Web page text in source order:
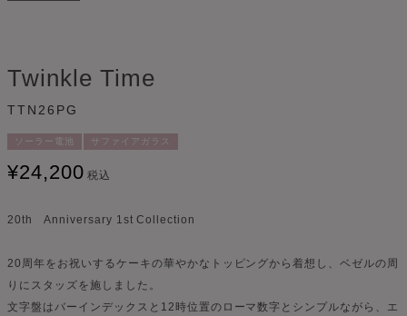
Twinkle Time
TTN26PG
ソーラー電池 サファイアガラス
¥24,200 税込
20th Anniversary 1st Collection
20周年をお祝いするケーキの華やかなトッピングから着想し、ベゼルの周
りにスタッズを施しました。
文字盤はバーインデックスと12時位置のローマ数字とシンプルながら、エ